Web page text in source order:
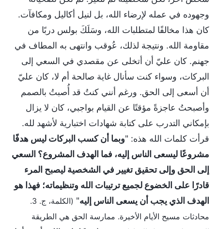
وجهوده في عمله لإرضاء الله، بل لنيل أكاليل ومكافآت.
كان هذا مخالفًا لمتطلبات الله، وسَلَكَ بولس دربًا من
مقاومة الله. ونتيجة لذلك، عُوقب وانتهى به المطاف في
جهنم. كان عليّ أن أتخلى عن مقصدي في السعي إلى
البركات، وسواء كنت سأنال غاية صالحة أم لا، كان عليّ
أن أسعى إلى الحق. ورغم أنني كنتُ قد أُصبتُ بالصمم
وأصبحتُ عاجزةً مؤقتًا عن القيام بواجبي، كان لا يزال
بإمكاني التدرب على كتابة شهادات اختبارية لأشهد لله.
قرأت كلمات الله هذه: "وبما أن كسب البركات ليس هدفًا
مشروعًا ليسعى الناس إليه، فما الهدف المشروع؟ السعي
إلى الحق وإلى تحقيق تغيير في الشخصية ليصبح المرء
قادرًا على الخضوع لجميع ترتيبات الله وتنظيماته؛ فهذا هو
الهدف الذي يجب أن يسعى الناس إليه"
(الكلمة، ج. 3.
محادثات مسيح الأيام الأخيرة. ممارسة الحق هي الطريقة